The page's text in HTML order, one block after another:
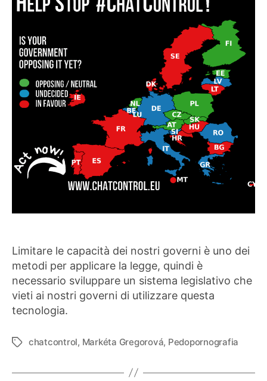
Limitare le capacità dei nostri governi è uno dei
metodi per applicare la legge, quindi è
necessario sviluppare un sistema legislativo che
vieti ai nostri governi di utilizzare questa
tecnologia.
Tag chatcontrol, Markéta Gregorová, Pedopornografia